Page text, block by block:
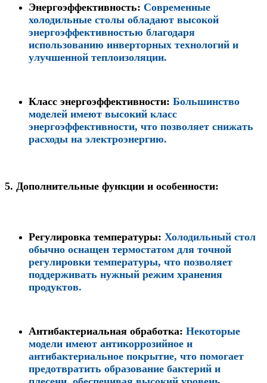
Энергоэффективность: Современные
холодильные столы обладают высокой
энергоэффективностью благодаря
использованию инверторных технологий и
улучшенной теплоизоляции.
Класс энергоэффективности: Большинство
моделей имеют высокий класс
энергоэффективности, что позволяет снижать
расходы на электроэнергию.
5. Дополнительные функции и особенности:
Регулировка температуры: Холодильный стол
обычно оснащен термостатом для точной
регулировки температуры, что позволяет
поддерживать нужный режим хранения
продуктов.
Антибактериальная обработка: Некоторые
модели имеют антикоррозийное и
антибактериальное покрытие, что помогает
предотвратить образование бактерий и